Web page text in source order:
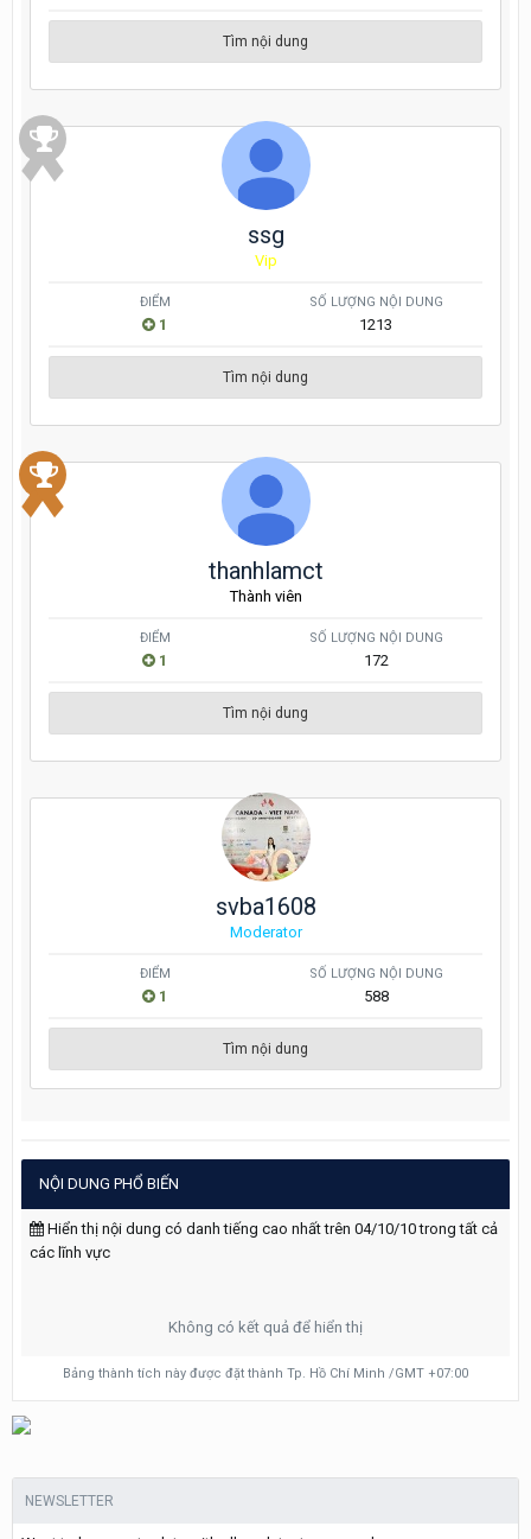
Tìm nội dung
ssg
Vip
ĐIỂM
1
SỐ LƯỢNG NỘI DUNG
1213
Tìm nội dung
thanhlamct
Thành viên
ĐIỂM
1
SỐ LƯỢNG NỘI DUNG
172
Tìm nội dung
svba1608
Moderator
ĐIỂM
1
SỐ LƯỢNG NỘI DUNG
588
Tìm nội dung
NỘI DUNG PHỔ BIẾN
Hiển thị nội dung có danh tiếng cao nhất trên 04/10/10 trong tất cả
các lĩnh vực
Không có kết quả để hiển thị
Bảng thành tích này được đặt thành Tp. Hồ Chí Minh /GMT +07:00
NEWSLETTER